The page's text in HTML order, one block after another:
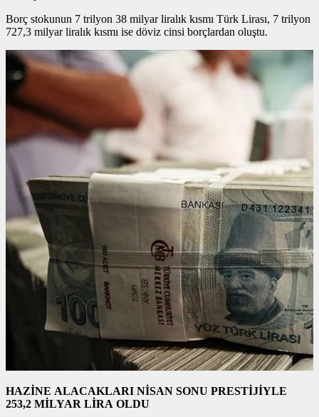
Borç stokunun 7 trilyon 38 milyar liralık kısmı Türk Lirası, 7 trilyon
727,3 milyar liralık kısmı ise döviz cinsi borçlardan oluştu.
HAZİNE ALACAKLARI NİSAN SONU PRESTİJİYLE
253,2 MİLYAR LİRA OLDU